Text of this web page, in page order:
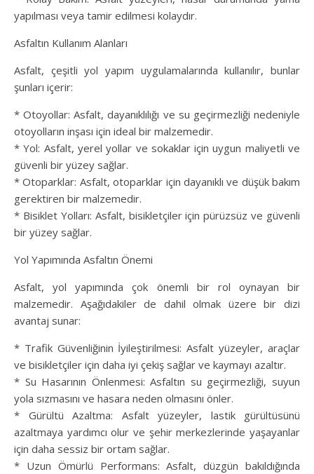
yapılması veya tamir edilmesi kolaydır.
Asfaltın Kullanım Alanları
Asfalt, çeşitli yol yapım uygulamalarında kullanılır, bunlar
şunları içerir:
* Otoyollar: Asfalt, dayanıklılığı ve su geçirmezliği nedeniyle
otoyolların inşası için ideal bir malzemedir.
* Yol: Asfalt, yerel yollar ve sokaklar için uygun maliyetli ve
güvenli bir yüzey sağlar.
* Otoparklar: Asfalt, otoparklar için dayanıklı ve düşük bakım
gerektiren bir malzemedir.
* Bisiklet Yolları: Asfalt, bisikletçiler için pürüzsüz ve güvenli
bir yüzey sağlar.
Yol Yapımında Asfaltın Önemi
Asfalt, yol yapımında çok önemli bir rol oynayan bir
malzemedir. Aşağıdakiler de dahil olmak üzere bir dizi
avantaj sunar:
* Trafik Güvenliğinin İyileştirilmesi: Asfalt yüzeyler, araçlar
ve bisikletçiler için daha iyi çekiş sağlar ve kaymayı azaltır.
* Su Hasarının Önlenmesi: Asfaltın su geçirmezliği, suyun
yola sızmasını ve hasara neden olmasını önler.
* Gürültü Azaltma: Asfalt yüzeyler, lastik gürültüsünü
azaltmaya yardımcı olur ve şehir merkezlerinde yaşayanlar
için daha sessiz bir ortam sağlar.
* Uzun Ömürlü Performans: Asfalt, düzgün bakıldığında